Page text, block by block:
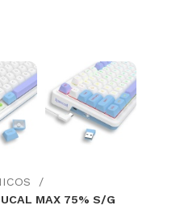
MAX 75% S/G